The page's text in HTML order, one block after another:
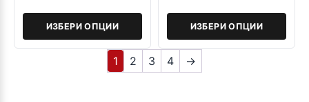
ИЗБЕРИ ОПЦИИ ИЗБЕРИ ОПЦИИ
1 2 3 4 →